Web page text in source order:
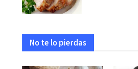
No te lo pierdas